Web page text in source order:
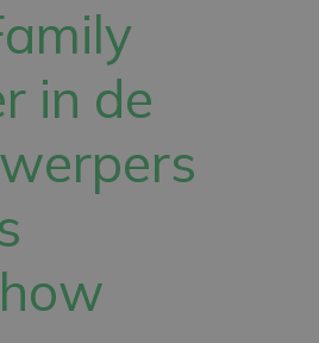
in de